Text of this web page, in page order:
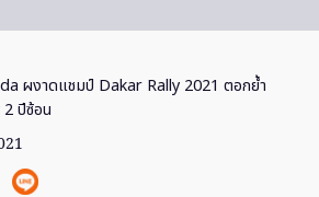
ผงาดแชมป์ Dakar Rally 2021 ตอกย้ำ
ปีซ้อน